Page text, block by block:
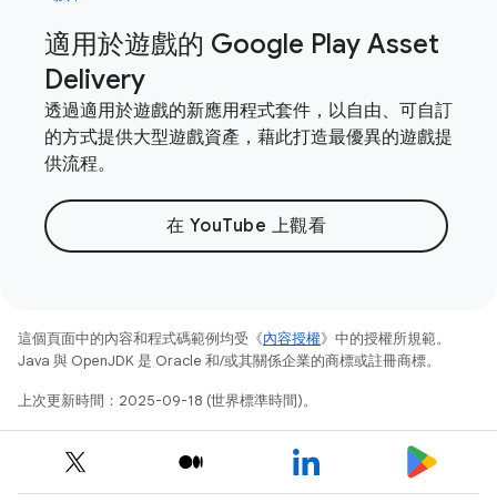
適用於遊戲的 Google Play Asset
Delivery
透過適用於遊戲的新應用程式套件，以自由、可自訂
的方式提供大型遊戲資產，藉此打造最優異的遊戲提
供流程。
在 YouTube 上觀看
這個頁面中的內容和程式碼範例均受《內容授權》中的授權所規範。
Java 與 OpenJDK 是 Oracle 和/或其關係企業的商標或註冊商標。
上次更新時間：2025-09-18 (世界標準時間)。